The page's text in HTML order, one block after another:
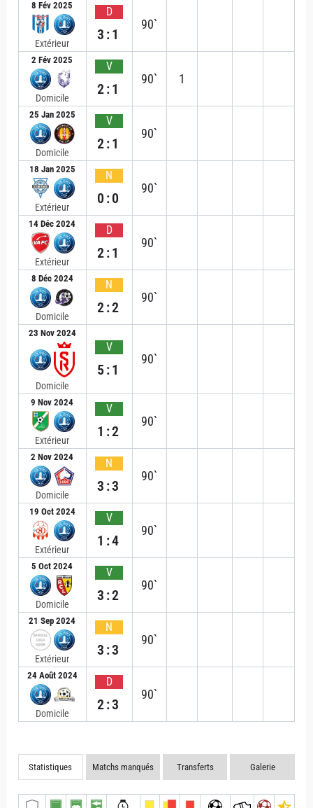
8 Fév 2025
Extérieur
D
3:1
90`
2 Fév 2025
Domicile
V
2:1
90` 1
25 Jan 2025
Domicile
V
2:1
90`
18 Jan 2025
Extérieur
N
0:0
90`
14 Déc 2024
Extérieur
D
2:1
90`
8 Déc 2024
Domicile
N
2:2
90`
23 Nov 2024
Domicile
V
5:1
90`
9 Nov 2024
Extérieur
V
1:2
90`
2 Nov 2024
Domicile
N
3:3
90`
19 Oct 2024
Extérieur
V
1:4
90`
5 Oct 2024
Domicile
V
3:2
90`
21 Sep 2024
Extérieur
N
3:3
90`
24 Août 2024
Domicile
D
2:3
90`
Statistiques Matchs manqués Transferts Galerie